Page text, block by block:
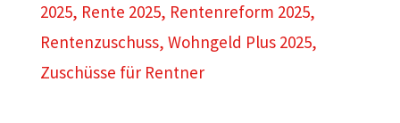
2025, Rente 2025, Rentenreform 2025,
Rentenzuschuss, Wohngeld Plus 2025,
Zuschüsse für Rentner